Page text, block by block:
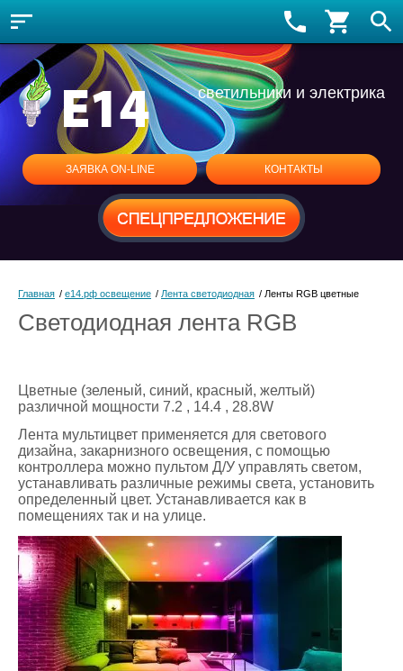
светильники и электрика
ЗАЯВКА ON-LINE КОНТАКТЫ
Главная / е14.рф освещение / Лента светодиодная / Ленты RGB цветные
Светодиодная лента RGB
Цветные (зеленый, синий, красный, желтый)
различной мощности 7.2 , 14.4 , 28.8W
Лента мультицвет применяется для светового
дизайна, закарнизного освещения, с помощью
контроллера можно пультом Д/У управлять светом,
устанавливать различные режимы света, установить
определенный цвет. Устанавливается как в
помещениях так и на улице.